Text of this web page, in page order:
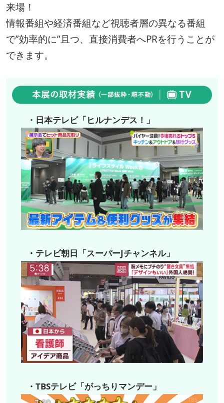
来場！
情報番組や経済番組など視聴者層の異なる番組
で”効率的に”且つ、直接消費者へPRを行うことが
できます。
・日本テレビ「ヒルナンデス！」
・テレビ朝日「スーパーJチャンネル」
・TBSテレビ「がっちりマンデー」